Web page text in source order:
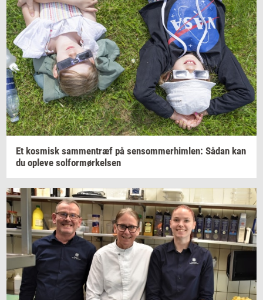
Et kos­misk sam­men­træf på sen­som­mer­him­len: Sådan kan
du op­le­ve sol­for­mør­kel­sen